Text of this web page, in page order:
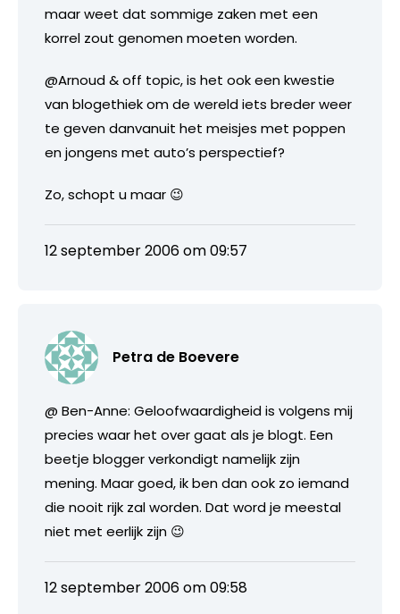
maar weet dat sommige zaken met een
korrel zout genomen moeten worden.
@Arnoud & off topic, is het ook een kwestie
van blogethiek om de wereld iets breder weer
te geven danvanuit het meisjes met poppen
en jongens met auto’s perspectief?
Zo, schopt u maar 😉
12 september 2006 om 09:57
Petra de Boevere
@ Ben-Anne: Geloofwaardigheid is volgens mij
precies waar het over gaat als je blogt. Een
beetje blogger verkondigt namelijk zijn
mening. Maar goed, ik ben dan ook zo iemand
die nooit rijk zal worden. Dat word je meestal
niet met eerlijk zijn 😉
12 september 2006 om 09:58